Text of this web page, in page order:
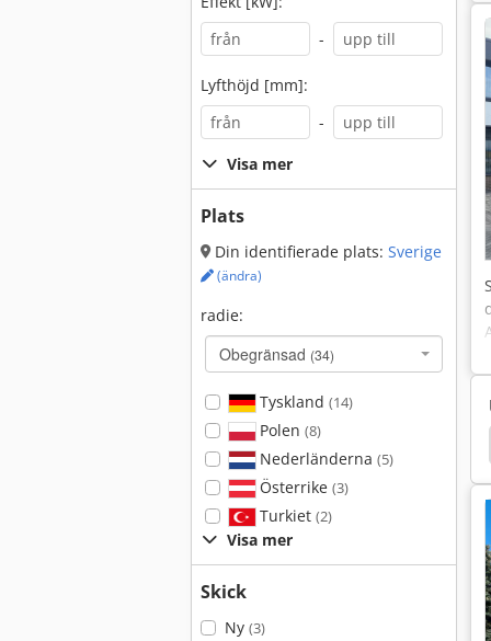
-
Lyfthöjd [mm]:
-
Visa mer
Plats
Din identifierade plats: Sverige
(ändra)
radie:
Obegränsad (34)
Tyskland (14)
Polen (8)
Nederländerna (5)
Österrike (3)
Turkiet (2)
Visa mer
Skick
Ny (3)
Grävmaskin Hinkar